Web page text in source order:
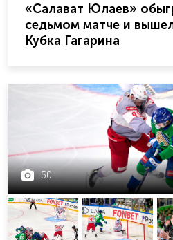
«Салават Юлаев»
седьмом матче и
Кубка Гагарина
50